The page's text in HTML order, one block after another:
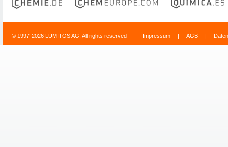
© 1997-2026 LUMITOS AG, All rights reserved Impressum | AGB |